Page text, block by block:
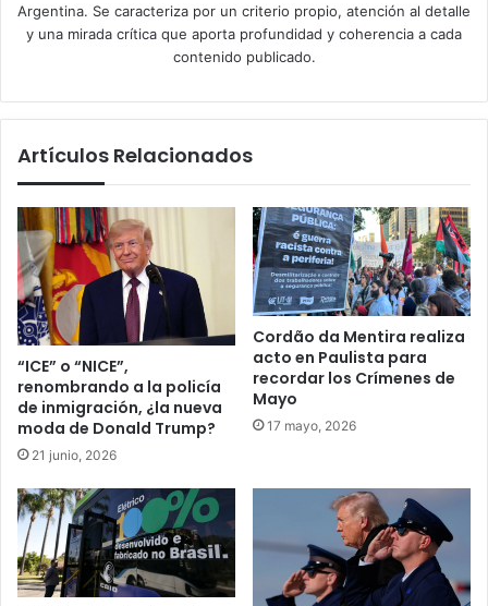
Argentina. Se caracteriza por un criterio propio, atención al detalle
y una mirada crítica que aporta profundidad y coherencia a cada
contenido publicado.
Artículos Relacionados
“ICE” o “NICE”,
renombrando a la policía
de inmigración, ¿la nueva
moda de Donald Trump?
21 junio, 2026
Cordão da Mentira realiza
acto en Paulista para
recordar los Crímenes de
Mayo
17 mayo, 2026